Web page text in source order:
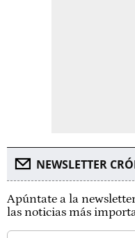
NEWSLETTER
Apúntate a la
las noticias más